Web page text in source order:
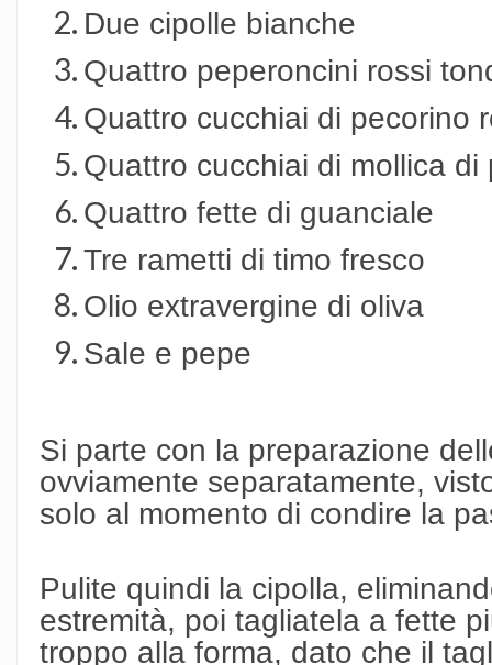
Due cipolle bianche
Quattro peperoncini rossi
Quattro cucchiai di pecorino
Quattro cucchiai di mollica di
Quattro fette di guanciale
Tre rametti di timo fresco
Olio extravergine di oliva
Sale e pepe
Si parte con la preparazione
ovviamente separatamente,
solo al momento di condire la
Pulite quindi la cipolla,
estremità, poi tagliatela a fette
troppo alla forma, dato che il